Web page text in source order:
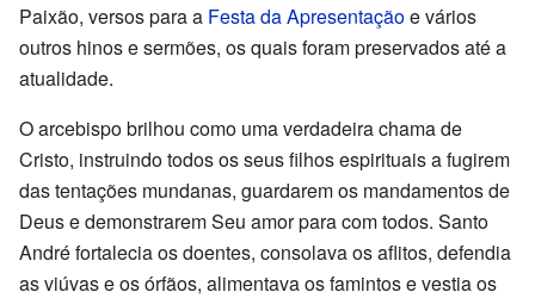
Paixão, versos para a Festa da Apresentaçãoe vários
outros hinos e sermões, os quais foram preservados até a
atualidade.
O arcebispo brilhou como uma verdadeira chama de
Cristo, instruindo todos os seus filhos espirituais a fugirem
das tentações mundanas, guardarem os mandamentos de
Deus e demonstrarem Seu amor para com todos. Santo
André fortalecia os doentes, consolava os aflitos, defendia
as viúvas e os órfãos, alimentava os famintos e vestia os